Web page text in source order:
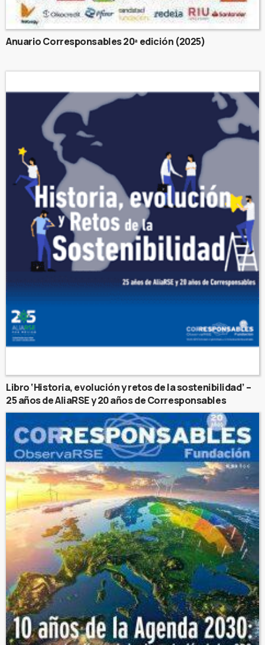
Anuario Corresponsables 20ª edición (2025)
Libro ‘Historia, evolución y retos de la sostenibilidad’ –
25 años de AliaRSE y 20 años de Corresponsables